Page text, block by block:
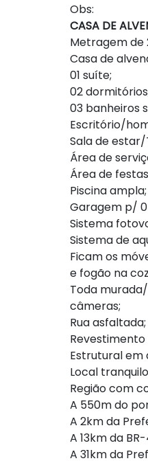
Obs:
CASA DE
Metragem de
Casa de
01 suíte;
02
03 banheiros
Escritório/
Sala de
Área de
Área de
Piscina ampla;
Garagem p/
Sistema
Sistema de
Ficam os
e fogão na
Toda
câmeras;
Rua asfaltada;
Estrutural em
Local
Região com
A 550m do
A 2km da
A 13km da
A 31km da